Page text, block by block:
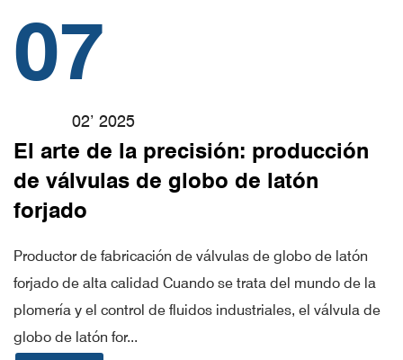
07
02’ 2025
El arte de la precisión: producción
de válvulas de globo de latón
forjado
Productor de fabricación de válvulas de globo de latón
forjado de alta calidad Cuando se trata del mundo de la
plomería y el control de fluidos industriales, el válvula de
globo de latón for...